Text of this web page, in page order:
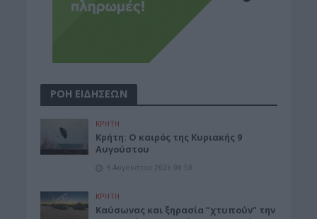
ΡΟΗ ΕΙΔΗΣΕΩΝ
ΚΡΗΤΗ
Κρήτη: Ο καιρός της Κυριακής 9
Αυγούστου
9 Αυγούστου 2026 08:50
ΚΡΗΤΗ
Καύσωνας και ξηρασία “χτυπούν” την